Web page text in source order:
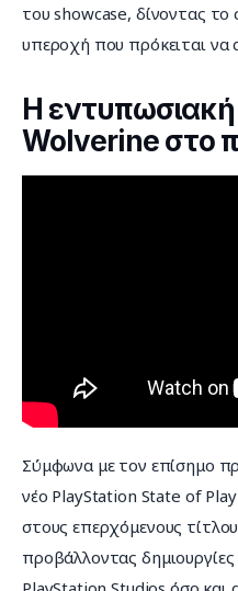
του showcase, δίνοντας το
υπεροχή που πρόκειται να
Η
Wolverine στο
Σύμφωνα με τον επίσημο
νέο PlayStation State of
στους επερχόμενους
προβάλλοντας